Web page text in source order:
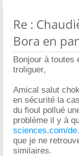
Re :
Bora en
Bonjour à toutes
troliguer,
Amical salut
en sécurité la
du fioul pollué
problème il y à
sciences.com/
que je ne
similaires.